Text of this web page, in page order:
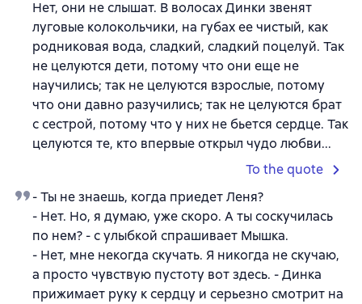
Нет, они не слышат. В волосах Динки звенят
луговые колокольчики, на губах ее чистый, как
родниковая вода, сладкий, сладкий поцелуй. Так
не целуются дети, потому что они еще не
научились; так не целуются взрослые, потому
что они давно разучились; так не целуются брат
с сестрой, потому что у них не бьется сердце. Так
целуются те, кто впервые открыл чудо любви...
To the quote
- Ты не знаешь, когда приедет Леня?
- Нет. Но, я думаю, уже скоро. А ты соскучилась
по нем? - с улыбкой спрашивает Мышка.
- Нет, мне некогда скучать. Я никогда не скучаю,
а просто чувствую пустоту вот здесь. - Динка
прижимает руку к сердцу и серьезно смотрит на